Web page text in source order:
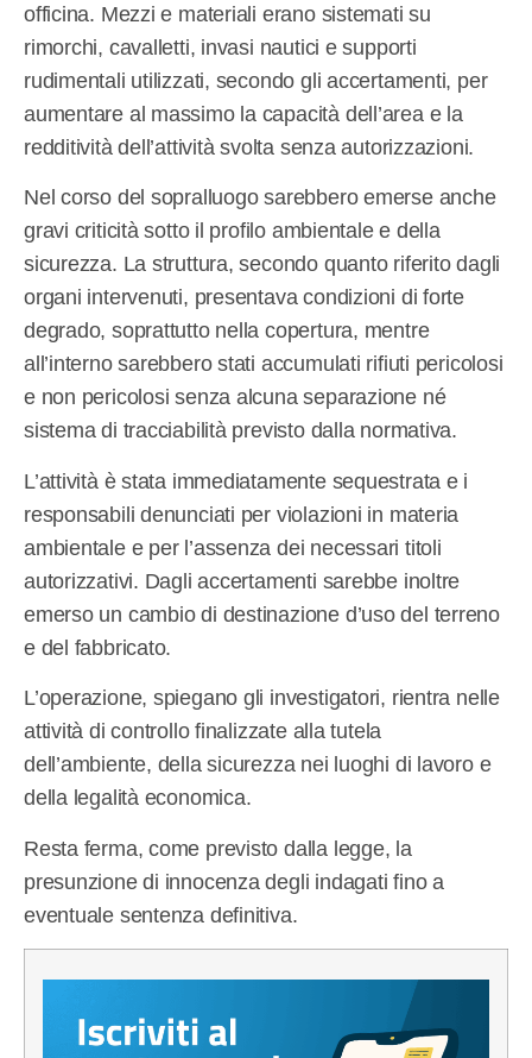
officina. Mezzi e materiali erano sistemati su
rimorchi, cavalletti, invasi nautici e supporti
rudimentali utilizzati, secondo gli accertamenti, per
aumentare al massimo la capacità dell’area e la
redditività dell’attività svolta senza autorizzazioni.
Nel corso del sopralluogo sarebbero emerse anche
gravi criticità sotto il profilo ambientale e della
sicurezza. La struttura, secondo quanto riferito dagli
organi intervenuti, presentava condizioni di forte
degrado, soprattutto nella copertura, mentre
all’interno sarebbero stati accumulati rifiuti pericolosi
e non pericolosi senza alcuna separazione né
sistema di tracciabilità previsto dalla normativa.
L’attività è stata immediatamente sequestrata e i
responsabili denunciati per violazioni in materia
ambientale e per l’assenza dei necessari titoli
autorizzativi. Dagli accertamenti sarebbe inoltre
emerso un cambio di destinazione d’uso del terreno
e del fabbricato.
L’operazione, spiegano gli investigatori, rientra nelle
attività di controllo finalizzate alla tutela
dell’ambiente, della sicurezza nei luoghi di lavoro e
della legalità economica.
Resta ferma, come previsto dalla legge, la
presunzione di innocenza degli indagati fino a
eventuale sentenza definitiva.